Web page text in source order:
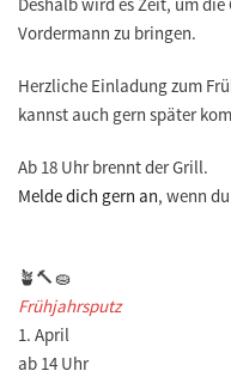
Vordermann zu bringen.
Herzliche Einladung zum
kannst auch gern später
Ab 18 Uhr brennt der Grill.
Melde dich gern an, wenn
🪴🔨🧽
Frühjahrsputz
1. April
ab 14 Uhr